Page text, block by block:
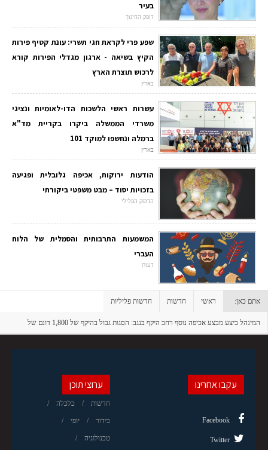
בעיר
דופק החינוך
שפע פרי לקראת חגי תשרי: עונת קטיף פירות
הקיץ בשיאה - ארגון מגדלי הפירות קורא
לרכוש תוצרת הארץ
בארץ
עשרות ראשי הלשכות הדו-לאומיות ונציגי
משרדי הממשלה ביקרו בקריית מד"א
ברמלה ונחשפו למוקד 101
בארץ
הודעות ירוקות, אכיפה גלובלית ופגיעה
בזכויות יסוד – מבט משפטי ביקורתי
הדופק הפלילי
המשמעות התרבותית והסמלית של הלוח
העברי
דעות
אתם כאן: ראשי חדשות חדשות פליליות
המינהל ביצע מבצע אכיפה נוסף רחב היקף בנגב: הסגות גבול בהיקף של 1,800 דונם של
ערוצי תוכן
חדשות כלכלה
בידור יופי
טכנולוגיה
עקבו אחרינו
Facebook
Twitter